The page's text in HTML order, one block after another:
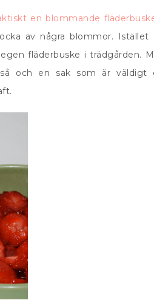
en blommande
av några blommor.
fläderbuske i trädgården.
och en sak som är väldigt